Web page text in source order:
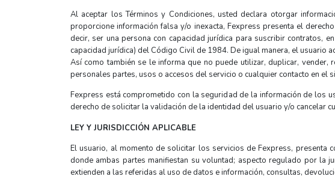
Al aceptar los Términos y Condiciones, usted declara otorgar
proporcione información falsa y/o inexacta, Fexpress presenta el
decir, ser una persona con capacidad jurídica para suscribir contratos,
capacidad jurídica) del Código Civil de 1984. De igual manera, el
Así como también se le informa que no puede utilizar, duplicar,
personales partes, usos o accesos del servicio o cualquier contacto en
Fexpress está comprometido con la seguridad de la información de los
derecho de solicitar la validación de la identidad del usuario y/o cancelar
LEY Y JURISDICCIÓN APLICABLE
El usuario, al momento de solicitar los servicios de Fexpress, presenta
donde ambas partes manifiestan su voluntad; aspecto regulado por la
extienden a las referidas al uso de datos e información, consultas,